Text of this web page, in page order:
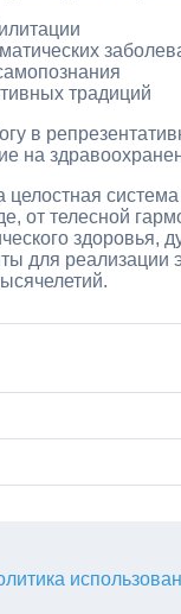
традиций
в
на
от телесной
здоровья,
для реализации